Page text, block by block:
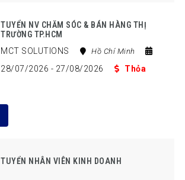
TUYỂN NV CHĂM SÓC & BÁN HÀNG THỊ
TRƯỜNG TP.HCM
MCT SOLUTIONS
Hồ Chí Minh
28/07/2026 - 27/08/2026
Thỏa
TUYỂN NHÂN VIÊN KINH DOANH